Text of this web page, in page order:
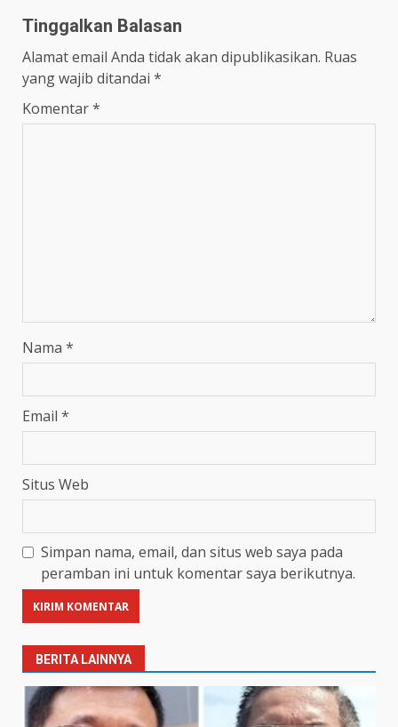
Tinggalkan Balasan
Alamat email Anda tidak akan dipublikasikan. Ruas
yang wajib ditandai *
Komentar*
Nama *
Email *
Situs Web
Simpan nama, email, dan situs web saya pada
peramban ini untuk komentar saya berikutnya.
BERITA LAINNYA